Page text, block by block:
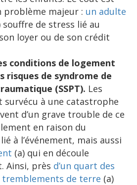
problème majeur : un adulte
souffre de stress lié au
loyer ou de son crédit
conditions de logement
risques de syndrome de
(SSPT). Les
survécu à une catastrophe
d’un grave trouble de ce
en raison du
à l’événement, mais aussi
(a) qui en découle
Ainsi, près d’un quart des
tremblements de terre (a)